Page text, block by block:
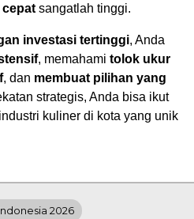
cepatsangatlah tinggi.
investasi tertinggi, Anda
, memahami tolok ukur
, dan membuat pilihan yang
strategis, Anda bisa ikut
kuliner di kota yang unik
2026